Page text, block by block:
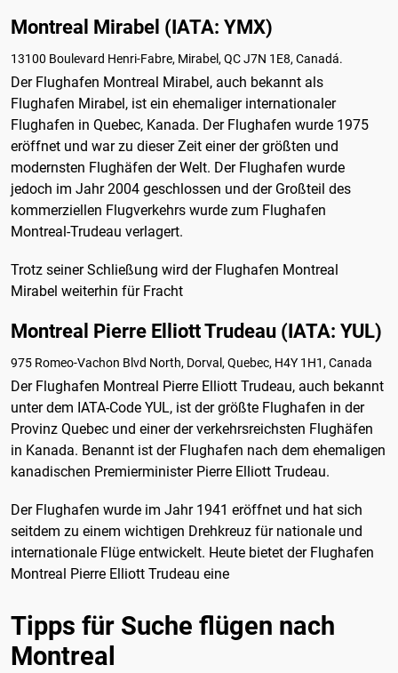
Montreal Mirabel (IATA: YMX)
13100 Boulevard Henri-Fabre, Mirabel, QC J7N 1E8, Canadá.
Der Flughafen Montreal Mirabel, auch bekannt als
Flughafen Mirabel, ist ein ehemaliger internationaler
Flughafen in Quebec, Kanada. Der Flughafen wurde 1975
eröffnet und war zu dieser Zeit einer der größten und
modernsten Flughäfen der Welt. Der Flughafen wurde
jedoch im Jahr 2004 geschlossen und der Großteil des
kommerziellen Flugverkehrs wurde zum Flughafen
Montreal-Trudeau verlagert.
Trotz seiner Schließung wird der Flughafen Montreal
Mirabel weiterhin für Fracht
Montreal Pierre Elliott Trudeau (IATA: YUL)
975 Romeo-Vachon Blvd North, Dorval, Quebec, H4Y 1H1, Canada
Der Flughafen Montreal Pierre Elliott Trudeau, auch bekannt
unter dem IATA-Code YUL, ist der größte Flughafen in der
Provinz Quebec und einer der verkehrsreichsten Flughäfen
in Kanada. Benannt ist der Flughafen nach dem ehemaligen
kanadischen Premierminister Pierre Elliott Trudeau.
Der Flughafen wurde im Jahr 1941 eröffnet und hat sich
seitdem zu einem wichtigen Drehkreuz für nationale und
internationale Flüge entwickelt. Heute bietet der Flughafen
Montreal Pierre Elliott Trudeau eine
Tipps für Suche flügen nach
Montreal